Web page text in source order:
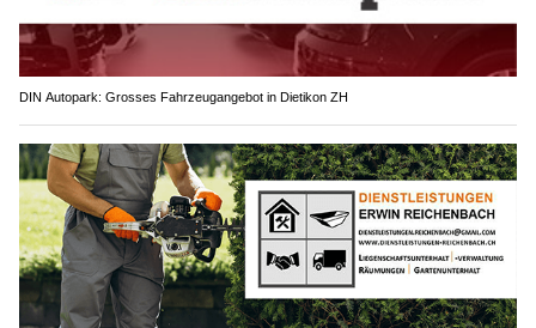
DIN Autopark: Grosses Fahrzeugangebot in Dietikon ZH